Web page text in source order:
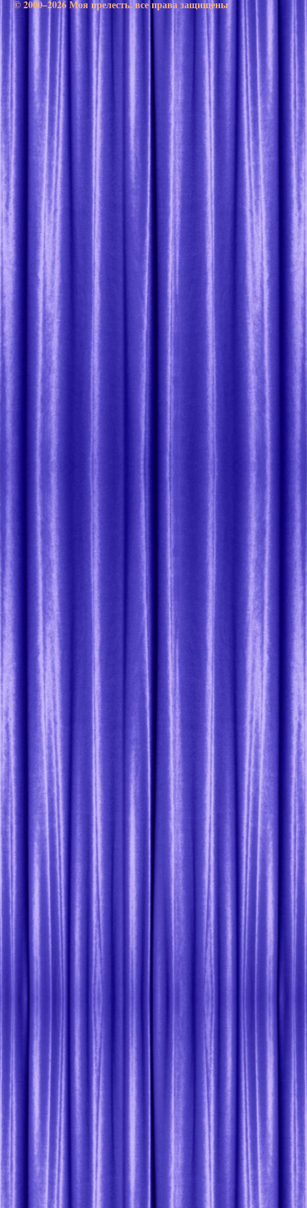
© 2000–2026 Моя прелесть. все права защищены